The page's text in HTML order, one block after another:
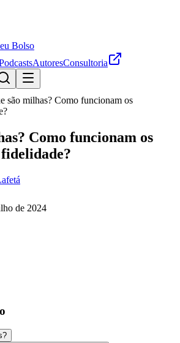
Bolso
AutoresConsultoria
são milhas? Como funcionam os
Como funcionam os
de 2024